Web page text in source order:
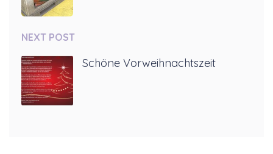
NEXT POST
Schöne Vorweihnachtszeit